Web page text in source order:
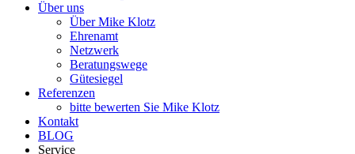
Über uns
Über Mike Klotz
Ehrenamt
Netzwerk
Beratungswege
Gütesiegel
Referenzen
bitte bewerten Sie Mike Klotz
Kontakt
BLOG
Service